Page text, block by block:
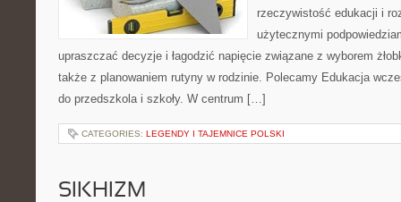
rzeczywistość edukacji i
użytecznymi
upraszczać decyzje i łagodzić napięcie związane z wyborem
także z planowaniem rutyny w rodzinie. Polecamy Edukacja
do przedszkola i szkoły. W centrum […]
CATEGORIES: LEGENDY I TAJEMNICE POLSKI
SIKHIZM